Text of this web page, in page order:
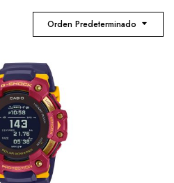
Orden Predeterminado